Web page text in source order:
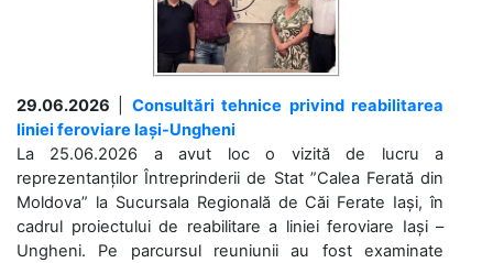
29.06.2026
Consultări tehnice privind reabilitarea
liniei feroviare Iași-Ungheni
La 25.06.2026 a avut loc o vizită de lucru a
reprezentanților Întreprinderii de Stat ”Calea Ferată din
Moldova” la Sucursala Regională de Căi Ferate Iași, în
cadrul proiectului de reabilitare a liniei feroviare Iași –
Ungheni. Pe parcursul reuniunii au fost examinate